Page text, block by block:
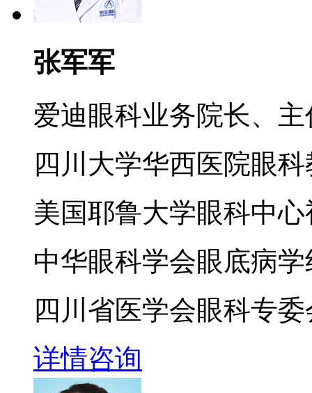
张军军
爱迪眼科业务院长、
四川大学华西医院眼
美国耶鲁大学眼科中
中华眼科学会眼底病
四川省医学会眼科专
详情咨询